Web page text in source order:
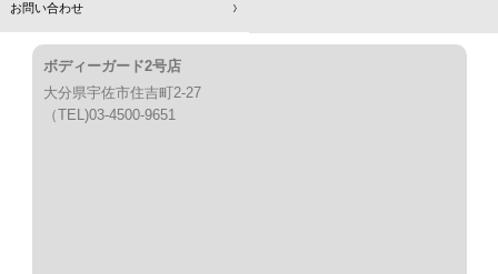
お問い合わせ
ボディーガード2号店
大分県宇佐市住吉町2-27
（TEL)03-4500-9651